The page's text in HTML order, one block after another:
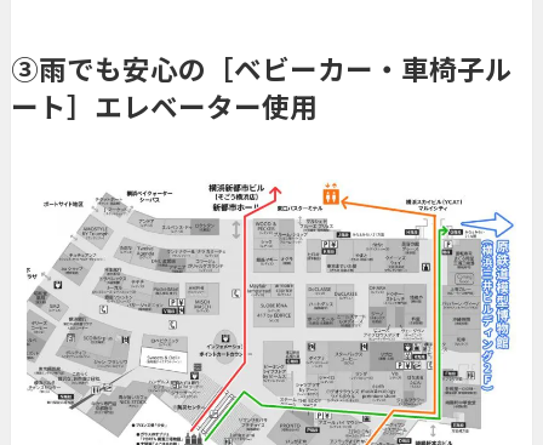
③雨でも安心の［ベビーカー・車椅子ル
ート］エレベーター使用